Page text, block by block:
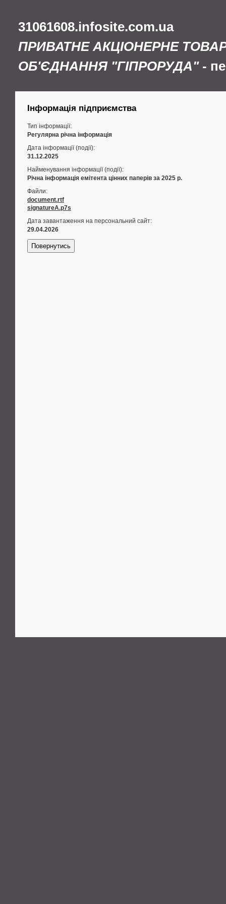
31061608.infosite.com.ua
ПРИВАТНЕ АКЦІОНЕРНЕ
ОБ'ЄДНАННЯ "ГІПРОРУДА"-
Інформація підприємства
Тип інформації:
Регулярна річна інформація
Дата інформації (події):
31.12.2025
Найменування інформації (події):
Річна інформація емітента цінних паперів за 2025 р.
Файли:
document.rtf
signatureA.p7s
Дата завантаження на персональний сайт:
29.04.2026
Повернутись